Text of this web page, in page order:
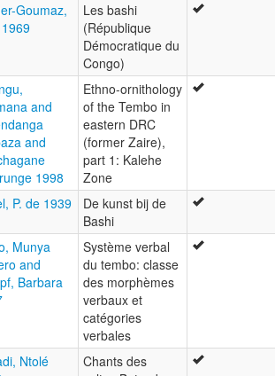
Goumaz,
Les bashi
(République
Démocratique du
Congo)
and
and
1998
Ethno-ornithology
of the Tembo in
eastern DRC
(former Zaire),
part 1: Kalehe
Zone
P. de 1939
De kunst bij de
Bashi
Munya
and
Barbara
Système verbal
du tembo: classe
des morphèmes
verbaux et
catégories
verbales
Ntolé
Chants des